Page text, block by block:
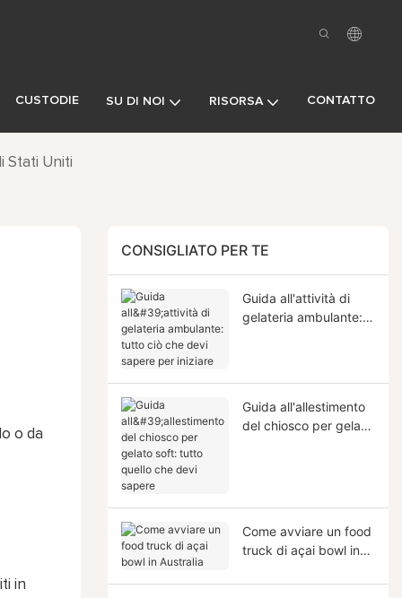
CUSTODIE SU DI NOI RISORSA CONTATTO
Stati Uniti
o da
in
CONSIGLIATO PER TE
Guida all'attività di
gelateria ambulante:
Guida all'allestimento
del chiosco per gelato
Come avviare un food
truck di açai bowl in